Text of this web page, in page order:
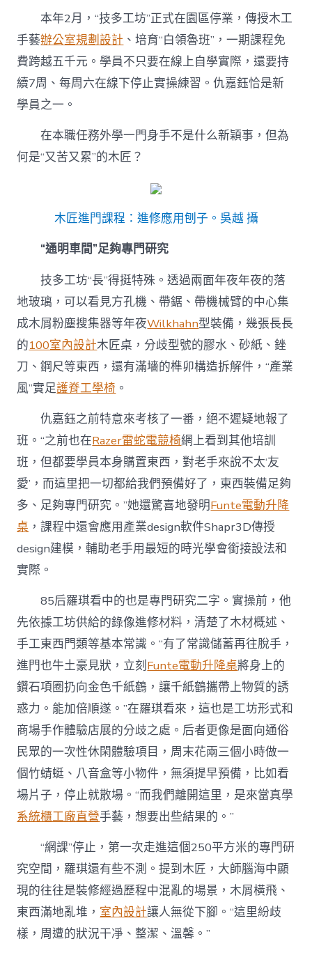
中
本年2月，“技多工坊”正式在園區停業，傳授木工
手藝辦公室規劃設計 、培育“白領魯班”，一期課程免
費跨越五千元。學員不只要在線上自學實際，還要持
續7周、每周六在線下停止實操練習。仇嘉鈺恰是新
學員之一。
在本職任務外學一門身手不是什么新穎事，但為
何是“又苦又累”的木匠？
木匠進門課程：進修應用刨子。吳越 攝
“通明車間”足夠專門研究
技多工坊“長”得挺特殊。透過兩面年夜年夜的落
地玻璃，可以看見方孔機、帶鋸、帶機械臂的中心集
成木屑粉塵搜集器等年夜Wilkhahn型裝備，幾張長長
的100室內設計木匠桌，分歧型號的膠水、砂紙、銼
刀、鋼尺等東西，還有滿墻的榫卯構造拆解件，“產業
風”實足護脊工學椅 。
仇嘉鈺之前特意來考核了一番，絕不遲疑地報了
班。“之前也在Razer雷蛇電競椅網上看到其他培訓
班，但都要學員本身購置東西，對老手來說不太‘友
愛’，而這里把一切都給我們預備好了，東西裝備足夠
多、足夠專門研究。”她還驚喜地發明Funte電動升降
桌 ，課程中還會應用產業design軟件Shapr3D傳授
design建模，輔助老手用最短的時光學會銜接設法和
實際。
85后羅琪看中的也是專門研究二字。實操前，他
先依據工坊供給的錄像進修材料，清楚了木材概述、
手工東西門類等基本常識。“有了常識儲蓄再往脫手，
進門也牛土豪見狀，立刻Funte電動升降桌將身上的
鑽石項圈扔向金色千紙鶴，讓千紙鶴攜帶上物質的誘
惑力。能加倍順遂。”在羅琪看來，這也是工坊形式和
商場手作體驗店展的分歧之處。后者更像是面向通俗
民眾的一次性休閑體驗項目，周末花兩三個小時做一
個竹蜻蜓、八音盒等小物件，無須提早預備，比如看
場片子，停止就散場。“而我們離開這里，是來當真學
系統櫃工廠直營手藝，想要出些結果的。”
“網課”停止，第一次走進這個250平方米的專門研
究空間，羅琪還有些不測。提到木匠，大師腦海中顯
現的往往是裝修經過歷程中混亂的場景，木屑橫飛、
東西滿地亂堆， 室內設計讓人無從下腳。“這里紛歧
樣，周遭的狀況干凈、整潔、溫馨。”